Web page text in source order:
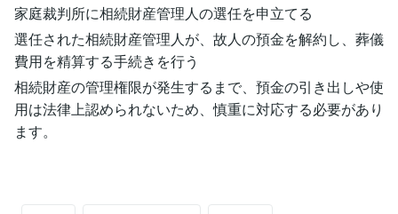
家庭裁判所に相続財産管理人の選任を申立てる
選任された相続財産管理人が、故人の預金を解約し、葬儀
費用を精算する手続きを行う
相続財産の管理権限が発生するまで、預金の引き出しや使
用は法律上認められないため、慎重に対応する必要があり
ます。